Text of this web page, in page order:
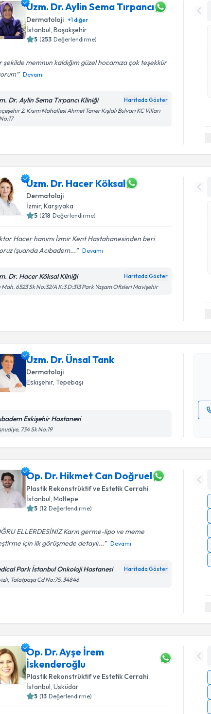
Uzm. Dr. Aylin Sema Tırpancı
Dermatoloji +1diğer
İstanbul ,Başakşehir
5 (253 Değerlendirme)
şekilde memnun kaldığım güzel hocamıza çok teşekkür
Devamı
Dr. Aylin Sema Tırpancı Kliniği Haritada Göster
2. Kısım Mahallesi Ahmet Taner Kışlalı Bulvarı KC Vilları
Uzm. Dr. Hacer Köksal
Dermatoloji
İzmir,Karşıyaka
5 (218 Değerlendirme)
Hacer hanımı İzmir Kent Hastahanesinden beri
(şuanda Acıbadem...
Devamı
Dr. Hacer Köksal Kliniği Haritada Göster
Mah. 6523 Sk No:32/A K:3 D:313 Park Yaşam Ofisleri Mavişehir
Uzm. Dr. Ünsal Tank
Dermatoloji
Eskişehir,Tepebaşı
Eskişehir Hastanesi
734 Sk No:19
Op. Dr. Hikmet Can Doğruel
Plastik Rekonstrüktif ve Estetik Cerrahi
İstanbul ,Maltepe
5 (12 Değerlendirme)
ELLERDESİNİZ Karın germe-lipo ve meme
için ilk görüşmede detaylı...
Devamı
Park İstanbul Onkoloji Hastanesi Haritada Göster
Talatpaşa Cd No:75, 34846
Op. Dr. Ayşe İrem
İskenderoğlu
Plastik Rekonstrüktif ve Estetik Cerrahi
İstanbul,Üsküdar
5 (13 Değerlendirme)